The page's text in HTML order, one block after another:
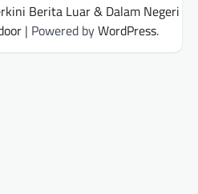
Berita Luar & Dalam Negeri
| Powered byWordPress.